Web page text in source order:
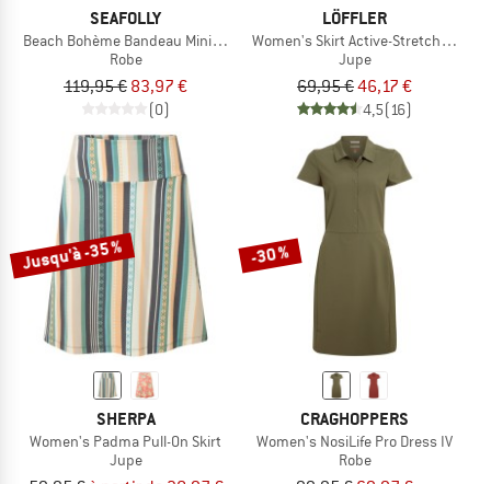
SEAFOLLY
Beach Bohème Bandeau Mini Dress
Robe
119,95 € 83,97 €
(0)
LÖFFLER
Women's Skirt Active-Stretch-
Jupe
69,95 €46,17 €
4,5(16)
Jusqu'à -35 %
SHERPA
Women's Padma Pull-On Skirt
Jupe
-30 %
CRAGHOPPERS
Women's NosiLife Pro Dress IV
Robe